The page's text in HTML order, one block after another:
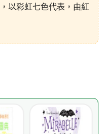
以彩虹七色代表，由紅